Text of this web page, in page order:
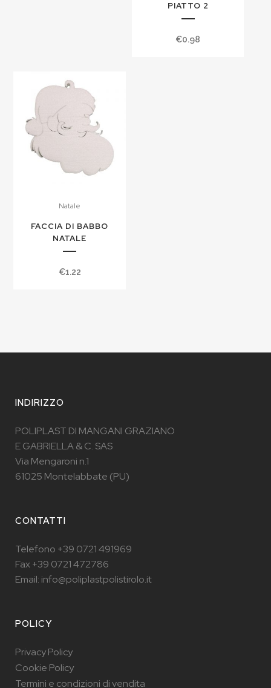
PIATTO 2
€0.98
Natale
FACCIA DI BABBO
NATALE
€1.22
INDIRIZZO
POLIPLAST DI MANGANI GRAZIANO
E GABRIELLA & C. SAS
Via Mengaroni n.1
61025 Montelabbate (PU)
CONTATTI
Telefono +39 0721 491969
Fax +39 0721 472786
Email: info@poliplastpolistirolo.it
POLICY
Privacy Policy
Cookie Policy
Termini e condizioni di vendita